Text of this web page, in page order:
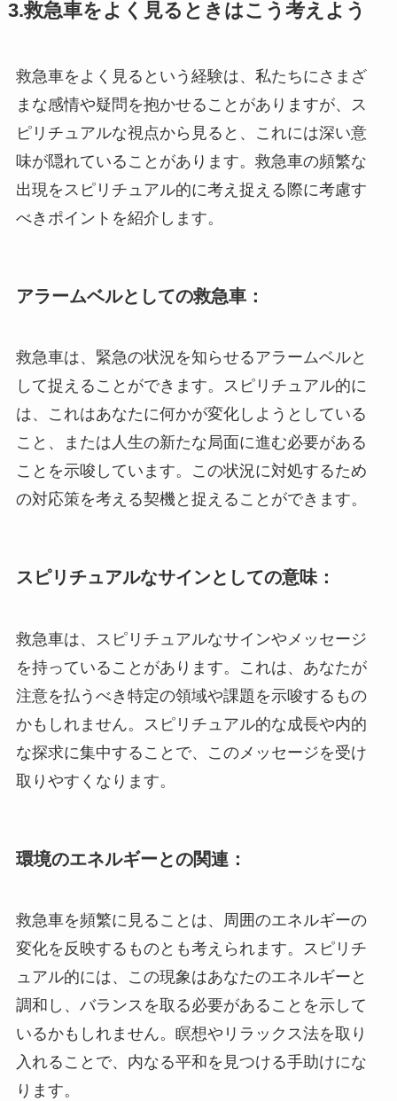
3.救急車をよく見るときはこう考えよう
救急車をよく見るという経験は、私たちにさまざ
まな感情や疑問を抱かせることがありますが、ス
ピリチュアルな視点から見ると、これには深い意
味が隠れていることがあります。救急車の頻繁な
出現をスピリチュアル的に考え捉える際に考慮す
べきポイントを紹介します。
アラームベルとしての救急車：
救急車は、緊急の状況を知らせるアラームベルと
して捉えることができます。スピリチュアル的に
は、これはあなたに何かが変化しようとしている
こと、または人生の新たな局面に進む必要がある
ことを示唆しています。この状況に対処するため
の対応策を考える契機と捉えることができます。
スピリチュアルなサインとしての意味：
救急車は、スピリチュアルなサインやメッセージ
を持っていることがあります。これは、あなたが
注意を払うべき特定の領域や課題を示唆するもの
かもしれません。スピリチュアル的な成長や内的
な探求に集中することで、このメッセージを受け
取りやすくなります。
環境のエネルギーとの関連：
救急車を頻繁に見ることは、周囲のエネルギーの
変化を反映するものとも考えられます。スピリチ
ュアル的には、この現象はあなたのエネルギーと
調和し、バランスを取る必要があることを示して
いるかもしれません。瞑想やリラックス法を取り
入れることで、内なる平和を見つける手助けにな
ります。